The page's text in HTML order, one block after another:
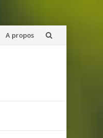
A propos